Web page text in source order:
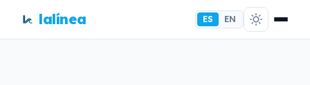
lalínea ES EN